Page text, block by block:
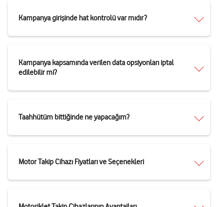
Kampanya girişinde hat kontrolü var mıdır?
Kampanya kapsamında verilen data opsiyonları iptal
edilebilir mi?
Taahhütüm bittiğinde ne yapacağım?
Motor Takip Cihazı Fiyatları ve Seçenekleri